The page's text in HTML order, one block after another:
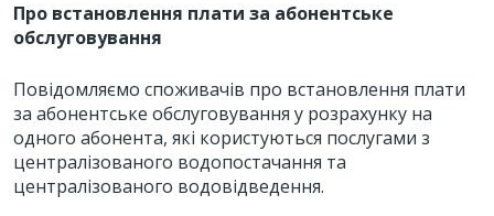
Про встановлення плати за абонентське
обслуговування
Повідомляємо споживачів про встановлення плати
за абонентське обслуговування у розрахунку на
одного абонента, які користуються послугами з
централізованого водопостачання та
централізованого водовідведення.